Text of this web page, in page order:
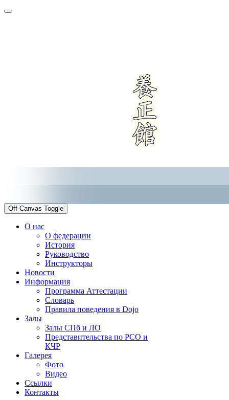
Off-Canvas Toggle
О нас
О федерации
История
Руководство
Инструкторы
Новости
Информация
Программа Аттестации
Словарь
Правила поведения в Dojo
Залы
Залы СПб и ЛО
Представительства по РСО и
КЧР
Галерея
Фото
Видео
Ссылки
Контакты